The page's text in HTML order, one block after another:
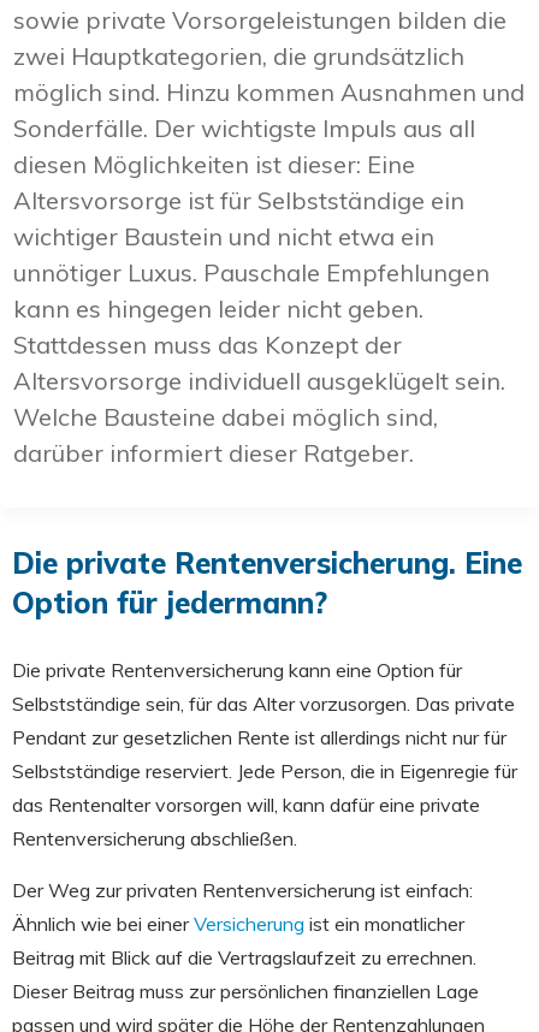
sowie private Vorsorgeleistungen bilden die
zwei Hauptkategorien, die grundsätzlich
möglich sind. Hinzu kommen Ausnahmen und
Sonderfälle. Der wichtigste Impuls aus all
diesen Möglichkeiten ist dieser: Eine
Altersvorsorge ist für Selbstständige ein
wichtiger Baustein und nicht etwa ein
unnötiger Luxus. Pauschale Empfehlungen
kann es hingegen leider nicht geben.
Stattdessen muss das Konzept der
Altersvorsorge individuell ausgeklügelt sein.
Welche Bausteine dabei möglich sind,
darüber informiert dieser Ratgeber.
Die private Rentenversicherung. Eine
Option für jedermann?
Die private Rentenversicherung kann eine Option für
Selbstständige sein, für das Alter vorzusorgen. Das private
Pendant zur gesetzlichen Rente ist allerdings nicht nur für
Selbstständige reserviert. Jede Person, die in Eigenregie für
das Rentenalter vorsorgen will, kann dafür eine private
Rentenversicherung abschließen.
Der Weg zur privaten Rentenversicherung ist einfach:
Ähnlich wie bei einerVersicherung ist ein monatlicher
Beitrag mit Blick auf die Vertragslaufzeit zu errechnen.
Dieser Beitrag muss zur persönlichen finanziellen Lage
passen und wird später die Höhe der Rentenzahlungen